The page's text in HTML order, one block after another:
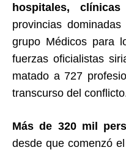
hospitales,
provincias
grupo Médicos para
fuerzas oficialistas
matado a 727
transcurso del
Más de 320 mil
desde que comenzó